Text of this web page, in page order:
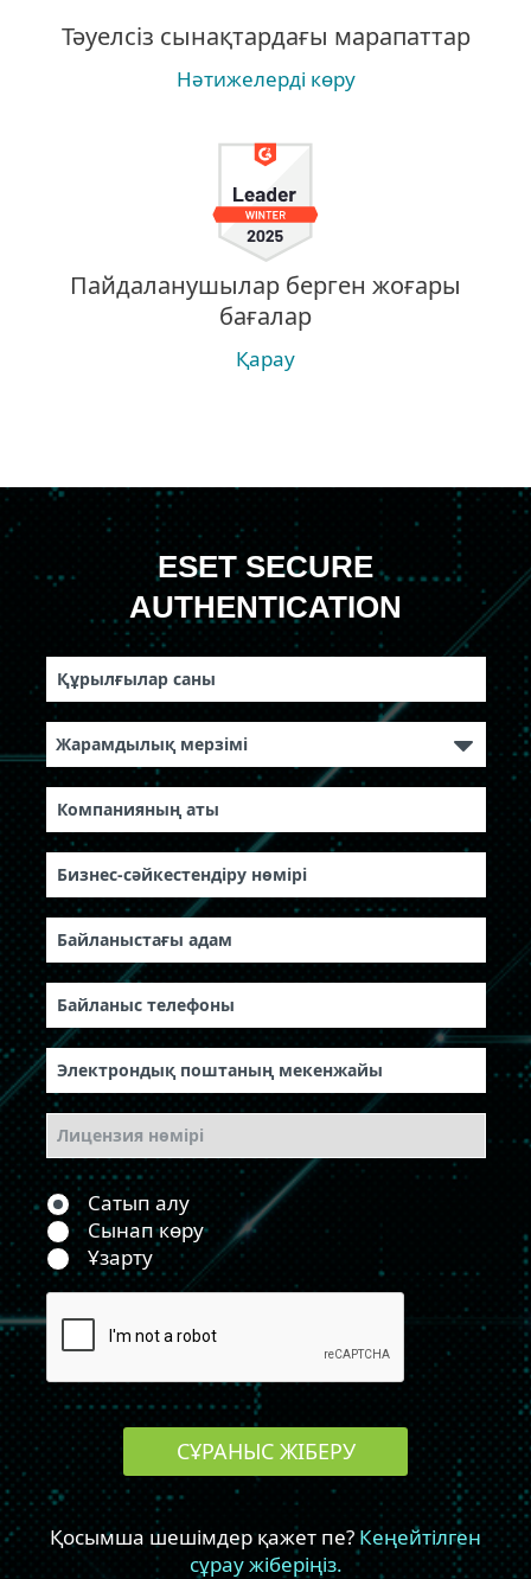
Тәуелсіз сынақтардағы марапаттар
Нәтижелерді көру
Пайдаланушылар берген жоғары
бағалар
Қарау